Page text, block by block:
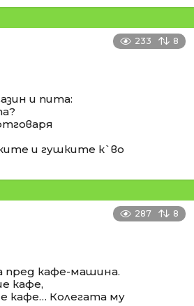
233 8
и пита:
и гушките к`во
287 8
пред кафе-машина.
кафе,
кафе… Колегата му